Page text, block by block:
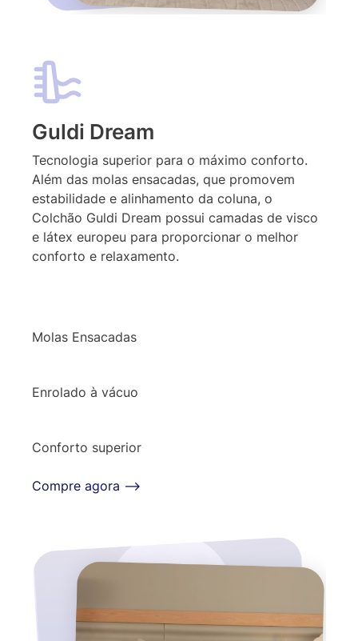
Guldi Dream
Tecnologia superior para o máximo conforto.
Além das molas ensacadas, que promovem
estabilidade e alinhamento da coluna, o
Colchão Guldi Dream possui camadas de visco
e látex europeu para proporcionar o melhor
conforto e relaxamento.
Molas Ensacadas
Enrolado à vácuo
Conforto superior
Compre agora ⟶